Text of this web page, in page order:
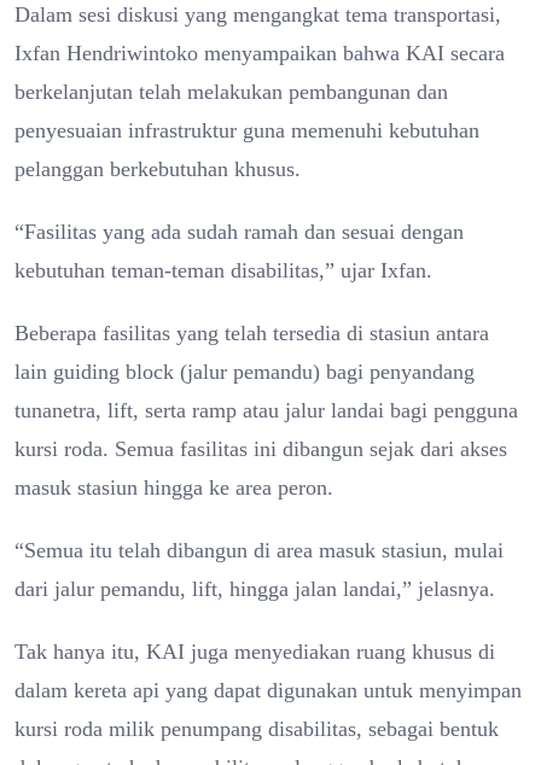
Dalam sesi diskusi yang mengangkat tema transportasi,
Ixfan Hendriwintoko menyampaikan bahwa KAI secara
berkelanjutan telah melakukan pembangunan dan
penyesuaian infrastruktur guna memenuhi kebutuhan
pelanggan berkebutuhan khusus.
“Fasilitas yang ada sudah ramah dan sesuai dengan
kebutuhan teman-teman disabilitas,” ujar Ixfan.
Beberapa fasilitas yang telah tersedia di stasiun antara
lain guiding block (jalur pemandu) bagi penyandang
tunanetra, lift, serta ramp atau jalur landai bagi pengguna
kursi roda. Semua fasilitas ini dibangun sejak dari akses
masuk stasiun hingga ke area peron.
“Semua itu telah dibangun di area masuk stasiun, mulai
dari jalur pemandu, lift, hingga jalan landai,” jelasnya.
Tak hanya itu, KAI juga menyediakan ruang khusus di
dalam kereta api yang dapat digunakan untuk menyimpan
kursi roda milik penumpang disabilitas, sebagai bentuk